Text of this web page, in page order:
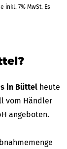
Es
in Büttel heute
vom Händler
angeboten.